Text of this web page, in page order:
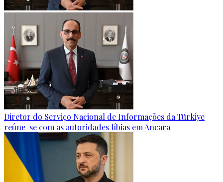
Diretor do Serviço Nacional de Informações da Türkiye
reúne-se com as autoridades líbias em Ancara